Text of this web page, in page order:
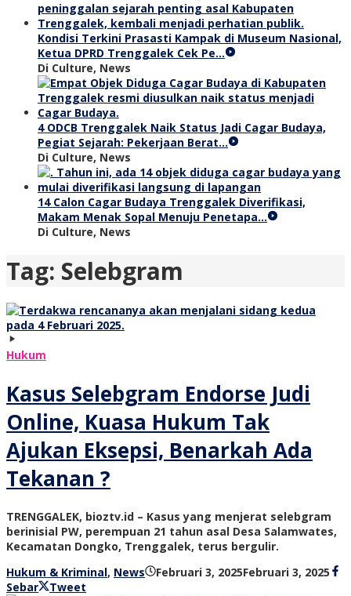
Kondisi Terkini Prasasti Kampak di Museum Nasional,
Ketua DPRD Trenggalek Cek Pe…
Di Culture, News
4 ODCB Trenggalek Naik Status Jadi Cagar Budaya,
Pegiat Sejarah: Pekerjaan Berat…
Di Culture, News
14 Calon Cagar Budaya Trenggalek Diverifikasi,
Makam Menak Sopal Menuju Penetapa…
Di Culture, News
Tag: Selebgram
Hukum
Kasus Selebgram Endorse Judi
Online, Kuasa Hukum Tak
Ajukan Eksepsi, Benarkah Ada
Tekanan ?
TRENGGALEK, bioztv.id – Kasus yang menjerat selebgram
berinisial PW, perempuan 21 tahun asal Desa Salamwates,
Kecamatan Dongko, Trenggalek, terus bergulir.
Hukum & Kriminal, News Februari 3, 2025Februari 3, 2025
Sebar Tweet